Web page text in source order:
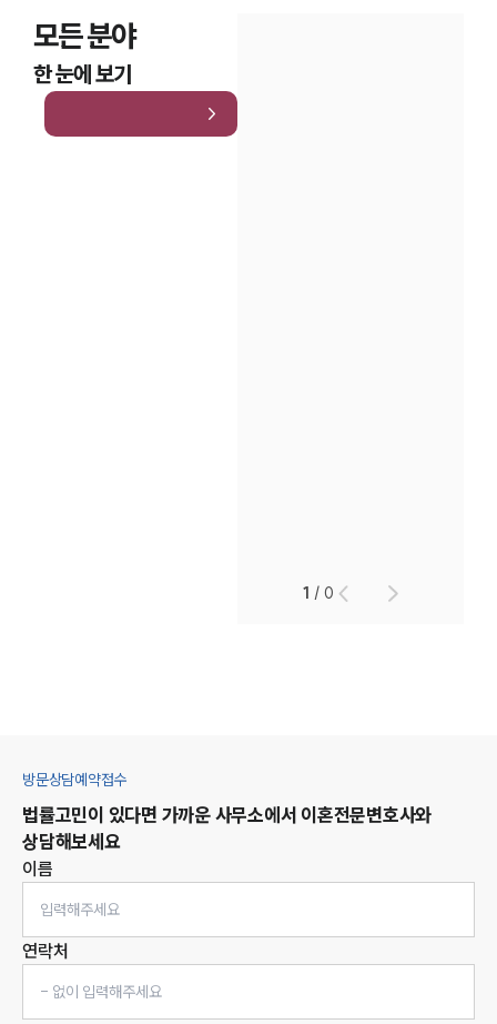
모든 분야
한 눈에 보기
1 /0
방문상담예약접수
법률고민이 있다면 가까운 사무소에서 이혼전문변호사와
상담해보세요
이름
연락처